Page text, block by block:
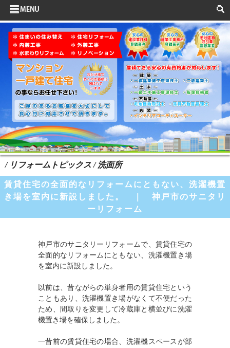
/ リフォームトピックス / 洗面所
賃貸住宅の全面的なリフォームにともない、洗濯機置
き場を室内に新設しました。 ｜ 神戸市のサニタリ
ーリフォーム
神戸市のサニタリーリフォームで、賃貸住宅の
全面的なリフォームにともない、洗濯機置き場
を室内に新設しました。
以前は、昔ながらの単身者用の賃貸住宅という
こともあり、洗濯機置き場がなくて不便だった
ため、間取りを変更して冷蔵庫と横並びに洗濯
機置き場を確保しました。
一昔前の賃貸住宅の場合、洗濯機スペースが部
サイドメニュー
お客様の声
水まわりリフォーム
ポイントリフォーム
よくある質問
HOME
検索